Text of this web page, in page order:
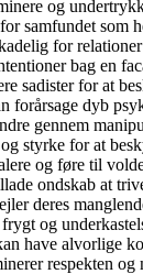
og
samfundet som
for
bag en
sadister for at
forårsage dyb
gennem
styrke for at
og føre til
ondskab at
deres
og
have alvorlige
respekten og